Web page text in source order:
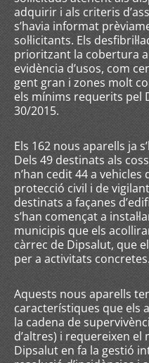
adquirir i als criteris
s’havia informat
sol·licitants. Els
prioritzant la cobertura
evidència d’usos, com
gent gran i zones molt
els mínims requerits pel
30/2015.
Els 162 nous aparells ja
Dels 49 destinats als
n’han cedit 44 a
protecció civil i de
destinats a façanes
s’han començat a
municipis que els
càrrec de Dipsalut, que
per a activitats concretes.
Aquests nous aparells
característiques que els
la cadena de
d’altres) i requereixen
Dipsalut en fa la gestió